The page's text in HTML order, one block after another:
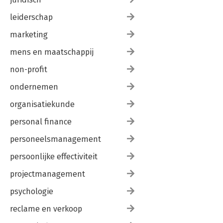
leiderschap
marketing
mens en maatschappij
non-profit
ondernemen
organisatiekunde
personal finance
personeelsmanagement
persoonlijke effectiviteit
projectmanagement
psychologie
reclame en verkoop